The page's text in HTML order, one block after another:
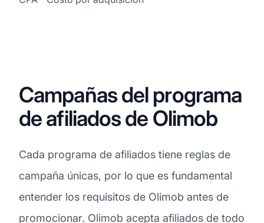
Campañas del programa
de afiliados de Olimob
Cada programa de afiliados tiene reglas de
campaña únicas, por lo que es fundamental
entender los requisitos de Olimob antes de
promocionar. Olimob acepta afiliados de todo